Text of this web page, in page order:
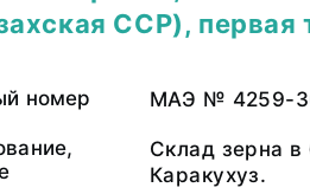
ССР), первая
номер МАЭ № 4259-
Склад зерна
Каракухуз.